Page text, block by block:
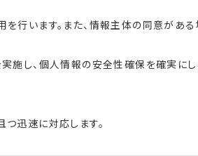
行います。また、情報主体の同意があ
施し、個人情報の安全性確保を確実に
迅速に対応します。